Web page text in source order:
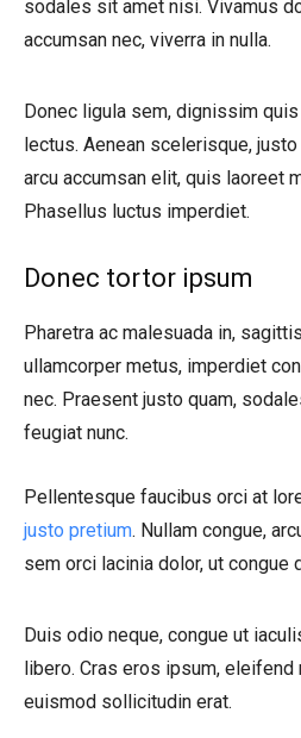
sodales sit amet nisi. Vivamus
accumsan nec, viverra in nulla.
Donec ligula sem, dignissim
lectus. Aenean scelerisque,
arcu accumsan elit, quis laoreet
Phasellus luctus imperdiet.
Donec tortor ipsum
Pharetra ac malesuada in,
ullamcorper metus, imperdiet
nec. Praesent justo quam,
feugiat nunc.
Pellentesque faucibus orci at
justo pretium. Nullam congue,
sem orci lacinia dolor, ut congue
Duis odio neque, congue ut
libero. Cras eros ipsum, eleifend
euismod sollicitudin erat.